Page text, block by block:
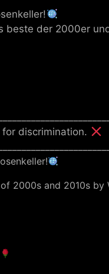
beste der 2000er
discrimination.
2000s and 2010s by